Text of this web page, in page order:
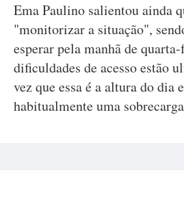
Ema Paulino salientou ainda
"monitorizar a situação",
esperar pela manhã de
dificuldades de acesso estão
vez que essa é a altura do dia
habitualmente uma